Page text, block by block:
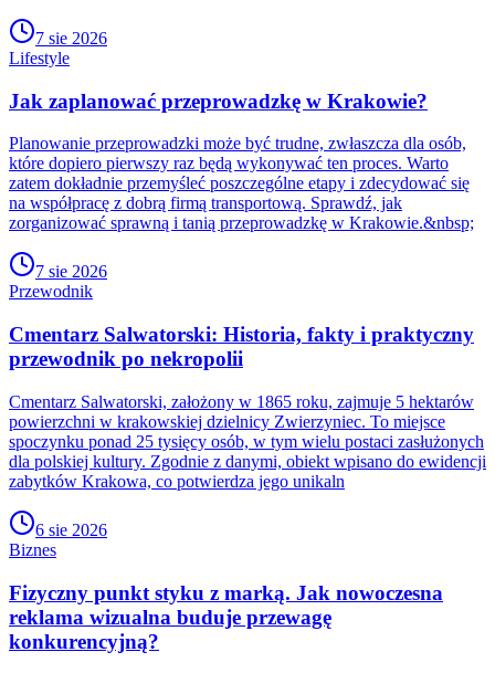
7 sie 2026
Lifestyle
Jak zaplanować przeprowadzkę w Krakowie?
Planowanie przeprowadzki może być trudne, zwłaszcza dla osób,
które dopiero pierwszy raz będą wykonywać ten proces. Warto
zatem dokładnie przemyśleć poszczególne etapy i zdecydować się
na współpracę z dobrą firmą transportową. Sprawdź, jak
zorganizować sprawną i tanią przeprowadzkę w Krakowie.&nbsp;
7 sie 2026
Przewodnik
Cmentarz Salwatorski: Historia, fakty i praktyczny
przewodnik po nekropolii
Cmentarz Salwatorski, założony w 1865 roku, zajmuje 5 hektarów
powierzchni w krakowskiej dzielnicy Zwierzyniec. To miejsce
spoczynku ponad 25 tysięcy osób, w tym wielu postaci zasłużonych
dla polskiej kultury. Zgodnie z danymi, obiekt wpisano do ewidencji
zabytków Krakowa, co potwierdza jego unikaln
6 sie 2026
Biznes
Fizyczny punkt styku z marką. Jak nowoczesna
reklama wizualna buduje przewagę
konkurencyjną?